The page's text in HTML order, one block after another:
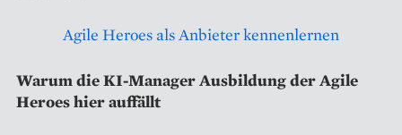
Agile Heroes als Anbieter kennenlernen
Warum die KI-Manager Ausbildung der Agile
Heroes hier auffällt